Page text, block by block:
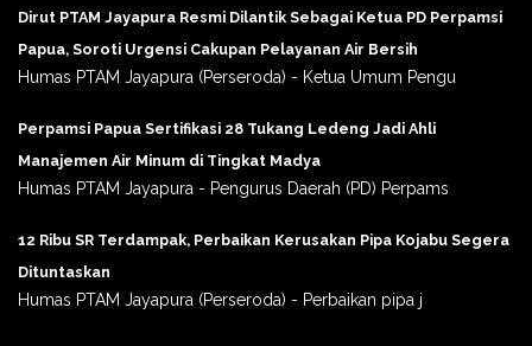
Dirut PTAM Jayapura Resmi Dilantik Sebagai Ketua PD Perpamsi
Papua, Soroti Urgensi Cakupan Pelayanan Air Bersih
Humas PTAM Jayapura (Perseroda) - Ketua Umum Pengu
Perpamsi Papua Sertifikasi 28 Tukang Ledeng Jadi Ahli
Manajemen Air Minum di Tingkat Madya
Humas PTAM Jayapura - Pengurus Daerah (PD) Perpams
12 Ribu SR Terdampak, Perbaikan Kerusakan Pipa Kojabu Segera
Dituntaskan
Humas PTAM Jayapura (Perseroda) - Perbaikan pipa j